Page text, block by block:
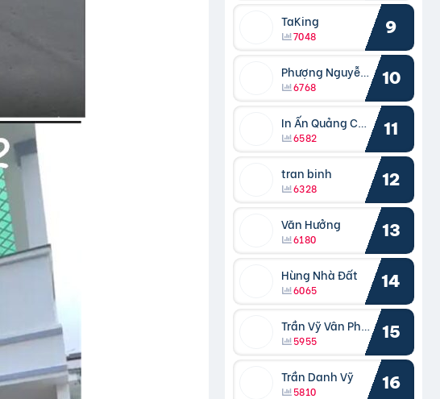
TaKing
7048 9
Phượng Nguyễn Phượng
6768 10
In Ấn Quảng Cáo Cần Thơ
6582 11
tran binh
6328 12
Văn Hưởng
6180 13
Hùng Nhà Đất
6065 14
Trần Vỹ Vân Phong
5955 15
Trần Danh Vỹ
5810 16